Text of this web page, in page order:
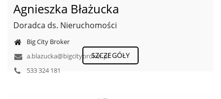
Agnieszka Błażucka
Doradca ds. Nieruchomości
Big City Broker
a.blazucka@bigcitybroker.pl
533 324 181
SZCZEGÓŁY